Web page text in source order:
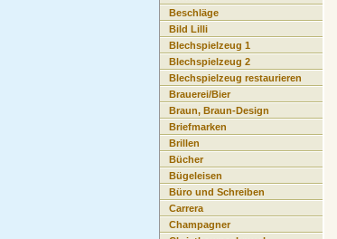
Beschläge
Bild Lilli
Blechspielzeug 1
Blechspielzeug 2
Blechspielzeug restaurieren
Brauerei/Bier
Braun, Braun-Design
Briefmarken
Brillen
Bücher
Bügeleisen
Büro und Schreiben
Carrera
Champagner